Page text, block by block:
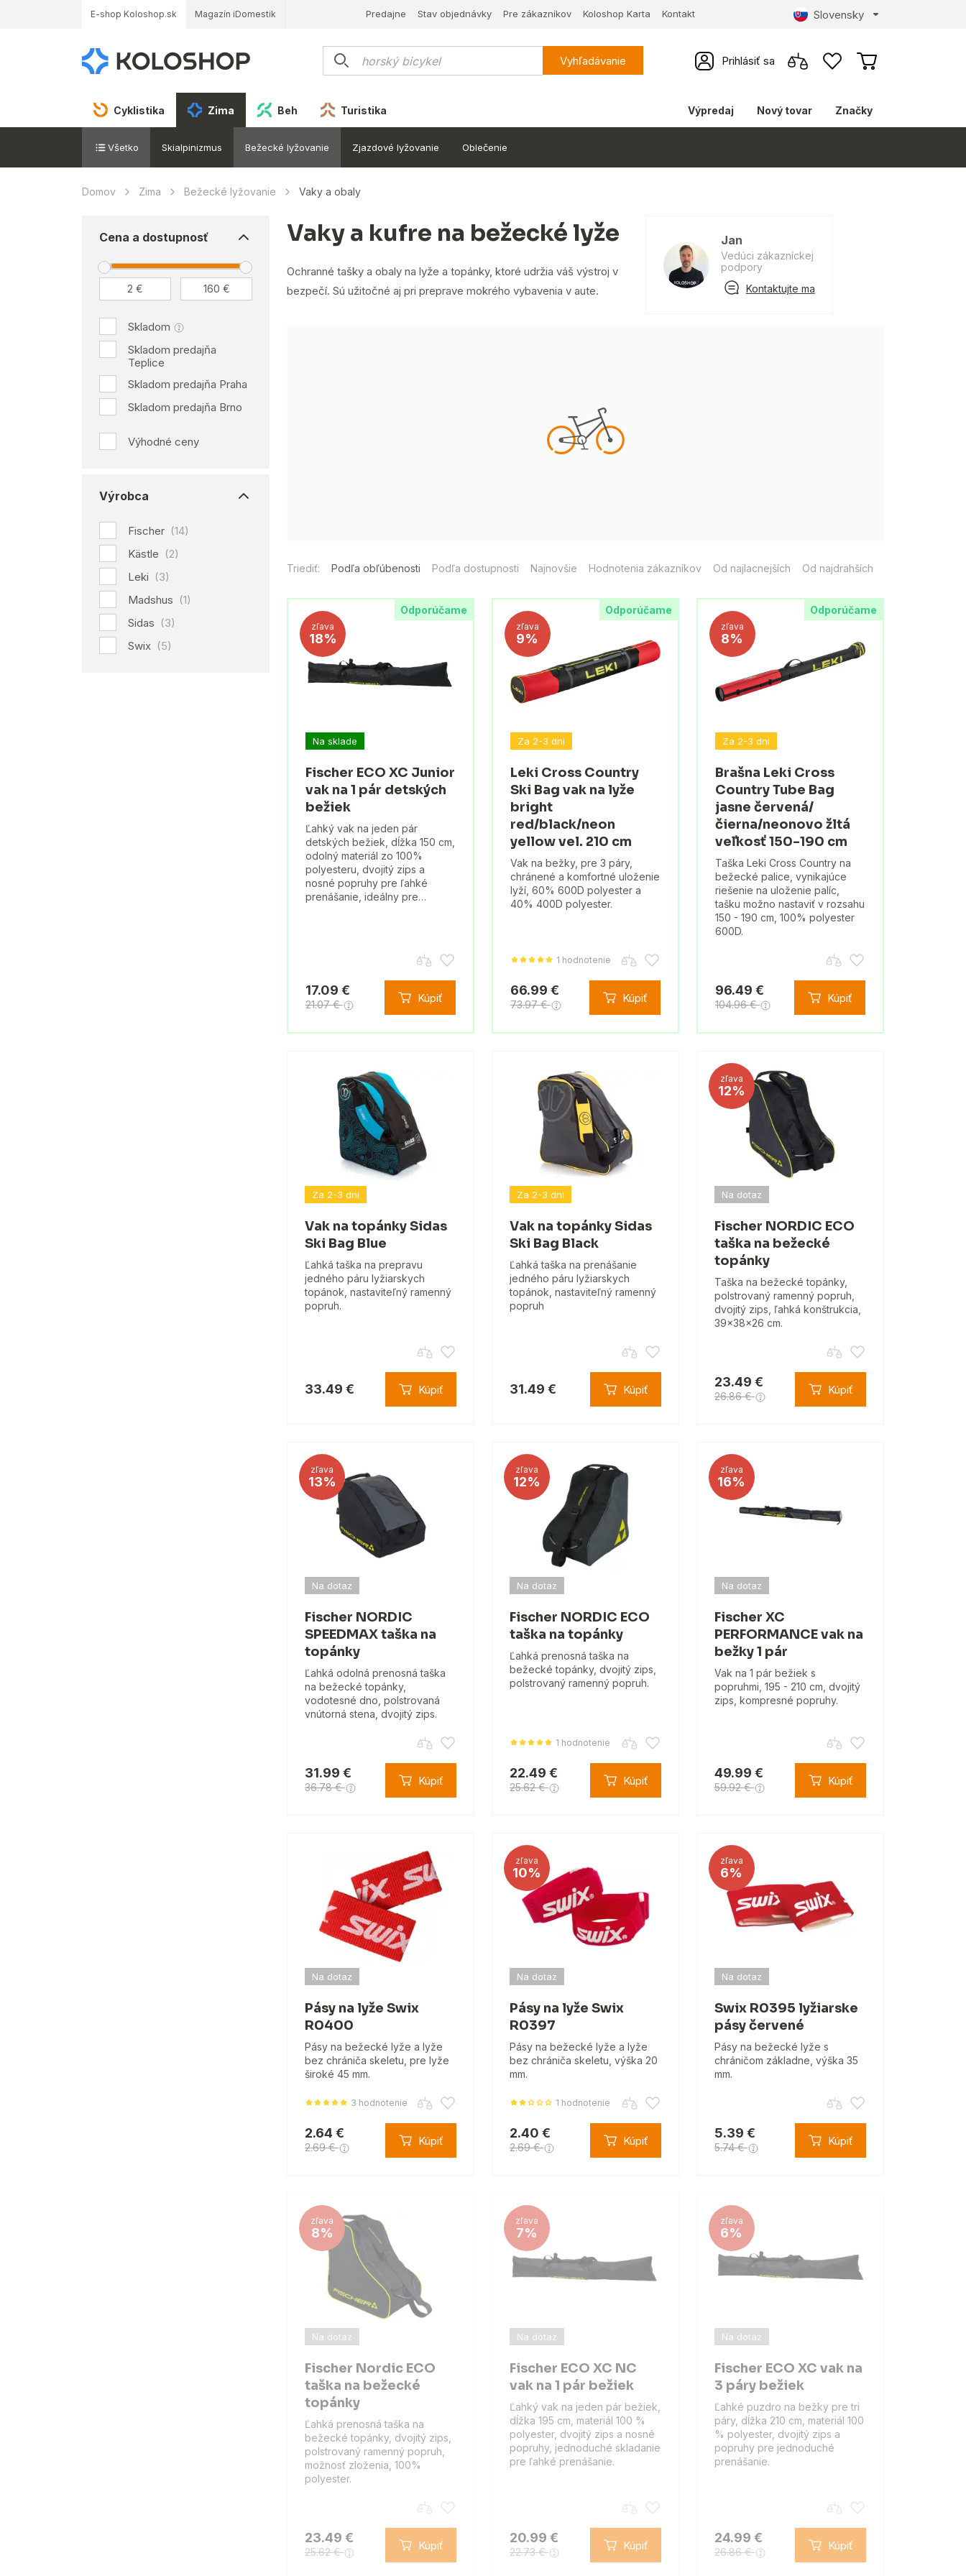
E-shop Koloshop.sk Magazín iDomestik Predajne Stav objednávky Pre zákazníkov Koloshop Karta Kontakt Slovensky
Vyhľadávanie Prihlásiť sa
Cyklistika Zima Beh Turistika Výpredaj Nový tovar Značky
Všetko Skialpinizmus Bežecké lyžovanie Zjazdové lyžovanie Oblečenie
Domov Zima Bežecké lyžovanie Vaky a obaly
Cena a dostupnosť
Skladom
Skladom predajňa
Teplice
Skladom predajňa Praha
Skladom predajňa Brno
Výhodné ceny
Výrobca
Fischer (14)
Kästle (2)
Leki (3)
Madshus (1)
Sidas (3)
Swix (5)
Vaky a kufre na bežecké lyže
Ochranné tašky a obaly na lyže a topánky, ktoré udržia váš výstroj v
bezpečí. Sú užitočné aj pri preprave mokrého vybavenia v aute.
Jan
Vedúci zákazníckej
podpory
Kontaktujte ma
Triediť: Podľa obľúbenosti Podľa dostupnosti Najnovšie Hodnotenia zákazníkov Od najlacnejších Od najdrahších
Odporúčame
zľava
18%
Na sklade
Fischer ECO XC Junior
vak na 1 pár detských
bežiek
Ľahký vak na jeden pár
detských bežiek, dĺžka 150 cm,
odolný materiál zo 100%
polyesteru, dvojitý zips a
nosné popruhy pre ľahké
prenášanie, ideálny pre…
17.09 €
21.07 € Kúpiť
Odporúčame
zľava
9%
Za 2-3 dni
Leki Cross Country
Ski Bag vak na lyže
bright
red/black/neon
yellow vel. 210 cm
Vak na bežky, pre 3 páry,
chránené a komfortné uloženie
lyží, 60% 600D polyester a
40% 400D polyester.
1 hodnotenie
66.99 €
73.97 € Kúpiť
Odporúčame
zľava
8%
Za 2-3 dni
Brašna Leki Cross
Country Tube Bag
jasne červená/
čierna/neonovo žltá
veľkosť 150-190 cm
Taška Leki Cross Country na
bežecké palice, vynikajúce
riešenie na uloženie palíc,
tašku možno nastaviť v rozsahu
150 - 190 cm, 100% polyester
600D.
96.49 €
104.96 € Kúpiť
Za 2-3 dni
Vak na topánky Sidas
Ski Bag Blue
Ľahká taška na prepravu
jedného páru lyžiarskych
topánok, nastaviteľný ramenný
popruh.
33.49 € Kúpiť
Za 2-3 dni
Vak na topánky Sidas
Ski Bag Black
Ľahká taška na prenášanie
jedného páru lyžiarskych
topánok, nastaviteľný ramenný
popruh
31.49 € Kúpiť
zľava
12%
Na dotaz
Fischer NORDIC ECO
taška na bežecké
topánky
Taška na bežecké topánky,
polstrovaný ramenný popruh,
dvojitý zips, ľahká konštrukcia,
39x38x26 cm.
23.49 €
26.86 € Kúpiť
zľava
13%
Na dotaz
Fischer NORDIC
SPEEDMAX taška na
topánky
Ľahká odolná prenosná taška
na bežecké topánky,
vodotesné dno, polstrovaná
vnútorná stena, dvojitý zips.
31.99 €
36.78 € Kúpiť
zľava
12%
Na dotaz
Fischer NORDIC ECO
taška na topánky
Ľahká prenosná taška na
bežecké topánky, dvojitý zips,
polstrovaný ramenný popruh.
1 hodnotenie
22.49 €
25.62 € Kúpiť
zľava
16%
Na dotaz
Fischer XC
PERFORMANCE vak na
bežky 1 pár
Vak na 1 pár bežiek s
popruhmi, 195 - 210 cm, dvojitý
zips, kompresné popruhy.
49.99 €
59.92 € Kúpiť
Na dotaz
Pásy na lyže Swix
R0400
Pásy na bežecké lyže a lyže
bez chrániča skeletu, pre lyže
široké 45 mm.
3 hodnotenie
2.64 €
2.69 € Kúpiť
zľava
10%
Na dotaz
Pásy na lyže Swix
R0397
Pásy na bežecké lyže a lyže
bez chrániča skeletu, výška 20
mm.
1 hodnotenie
2.40 €
2.69 € Kúpiť
zľava
6%
Na dotaz
Swix R0395 lyžiarske
pásy červené
Pásy na bežecké lyže s
chráničom základne, výška 35
mm.
5.39 €
5.74 € Kúpiť
zľava
8%
Na dotaz
Fischer Nordic ECO
taška na bežecké
topánky
Ľahká prenosná taška na
bežecké topánky, dvojitý zips,
polstrovaný ramenný popruh,
možnosť zloženia, 100%
polyester.
23.49 €
25.62 € Kúpiť
zľava
7%
Na dotaz
Fischer ECO XC NC
vak na 1 pár bežiek
Ľahký vak na jeden pár bežiek,
dĺžka 195 cm, materiál 100 %
polyester, dvojitý zips a nosné
popruhy, jednoduché skladanie
pre ľahké prenášanie.
20.99 €
22.73 € Kúpiť
zľava
6%
Na dotaz
Fischer ECO XC vak na
3 páry bežiek
Ľahké puzdro na bežky pre tri
páry, dĺžka 210 cm, materiál 100
% polyester, dvojitý zips a
popruhy pre jednoduché
prenášanie.
24.99 €
26.86 € Kúpiť